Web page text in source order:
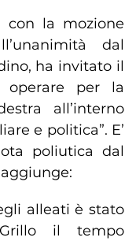
con la mozione
dal
ha invitato il
operare per la
all’interno
e politica”. E’
poliutica dal
alleati è stato
il tempo